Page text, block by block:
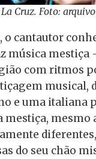
Cruz. Foto:
o cantautor
música
com ritmos
musical,
e uma italiana
mestiça, mesmo
diferentes,
do seu chão